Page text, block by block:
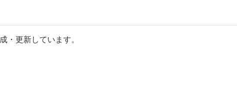
・更新しています。